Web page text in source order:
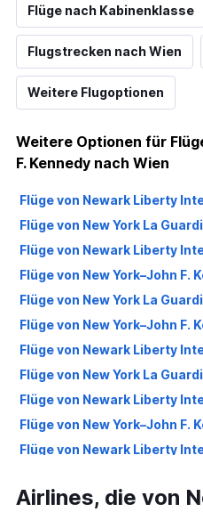
Flüge nach Kabinenklasse
Flugstrecken nach Wien
Weitere Flugoptionen
Weitere Optionen für
F. Kennedy nach Wien
Flüge von Newark Liberty
Flüge von New York La
Flüge von Newark Liberty
Flüge von New York–John F.
Flüge von New York La
Flüge von New York–John F.
Flüge von Newark Liberty
Flüge von New York La
Flüge von Newark Liberty
Flüge von New York–John F.
Flüge von Newark Liberty
Flüge von New York La
Airlines, die von